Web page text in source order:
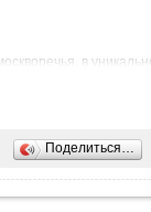
в
бюро «СПИЧ»,
Поделиться…